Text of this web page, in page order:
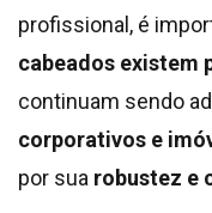
profissional, é
cabeados existem
continuam sendo
corporativos e
por sua robustez e